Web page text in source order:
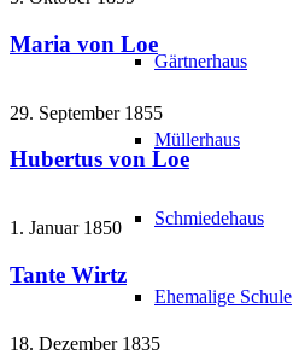
Gärtnerhaus
Müllerhaus
Schmiedehaus
Ehemalige Schule
Maria von Loe
29. September 1855
Hubertus von Loe
1. Januar 1850
Tante Wirtz
18. Dezember 1835